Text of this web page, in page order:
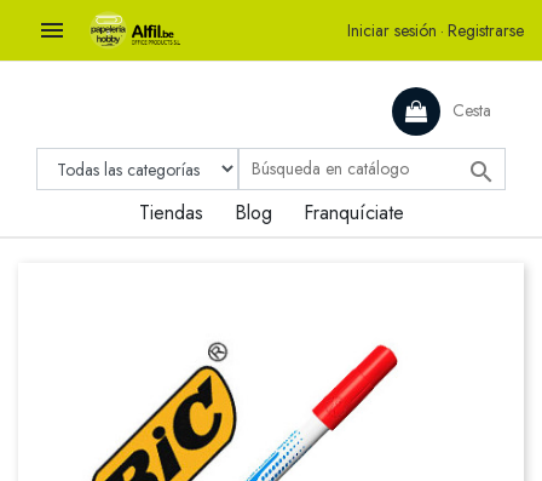
 Iniciar sesión · Registrarse
Cesta

Tiendas Blog Franquíciate